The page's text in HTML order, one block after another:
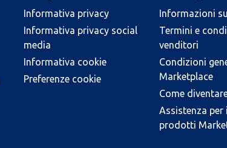
Informativa privacy
Informativa privacy social
media
Informativa cookie
Preferenze cookie
Informazioni
Termini e
venditori
Condizioni
Marketplace
Come
Assistenza
prodotti